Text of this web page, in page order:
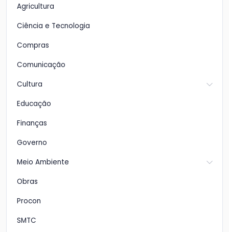
Agricultura
Ciência e Tecnologia
Compras
Comunicação
Cultura
Educação
Finanças
Governo
Meio Ambiente
Obras
Procon
SMTC